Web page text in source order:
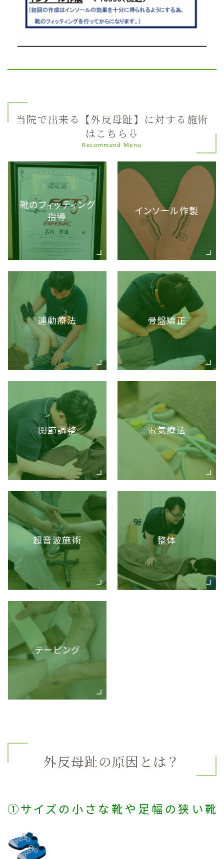
当院で出来る【外反母趾】に対する施術
はこちら⇩
Recommend Menu
靴のフィッティング
指導
インソール作製
運動療法 骨盤矯正
関節調整 電気療法
超音波施術 整体
テーピング
外反母趾の原因とは？
➀サイズの小さな 靴や足幅の狭い靴